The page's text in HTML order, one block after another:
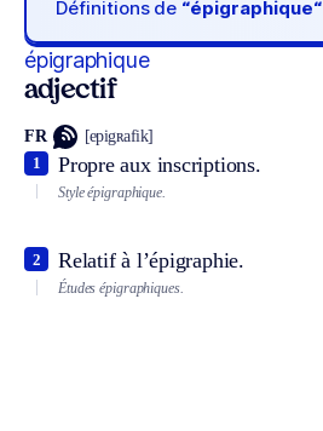
Définitions de “épigraphique“
épigraphique
adjectif
FR [epigʀafik]
Propre aux inscriptions.
1
Style épigraphique.
Relatif à l’épigraphie.
2
Études épigraphiques.